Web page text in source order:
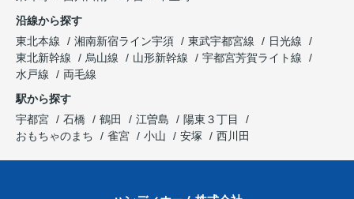
沿線から探す
東北本線
湘南新宿ライン宇須 東武宇都宮線
日光線
東北新幹線
烏山線 山形新幹線
宇都宮芳賀ライト線
水戸線
両毛線
駅から探す
宇都宮
石橋 鶴田 江曽島
陽東３丁目
おもちゃのまち
雀宮 小山 安塚 西川田